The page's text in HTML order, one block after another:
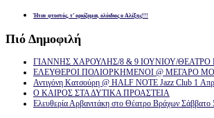
Ήταν φτυστός, τ’ ορκίζομαι, ολόιδιος ο Αλέξης!!!
Πιό Δημοφιλή
ΓΙΑΝΝΗΣ ΧΑΡΟΥΛΗΣ/8 & 9 ΙΟΥΝΙΟΥ/
ΕΛΕΥΘΕΡΟΙ ΠΟΛΙΟΡΚΗΜΕΝΟΙ @ ΜΕΓΑΡΟ
Αντιγόνη Κατσούρη @ HALF NOTE Jazz Club 1
Ο ΚΑΙΡΟΣ ΣΤΑ ΔΥΤΙΚΑ ΠΡΟΑΣΤΕΙΑ
Ελευθερία Αρβανιτάκη στο Θέατρο Βράχων Σάββατο